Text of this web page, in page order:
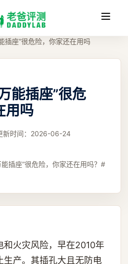
收
插座”很危险，你家还在用吗
能插座”很危
用吗
新时间： 2026-06-24
能插座”很危险，你家还在用吗？#
和火灾风险，早在2010年
生产。其插孔大且无防电